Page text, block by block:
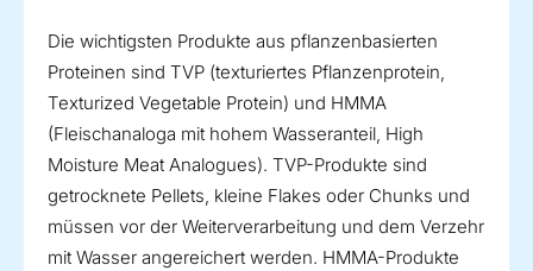
Die wichtigsten Produkte aus pflanzenbasierten
Proteinen sind TVP (texturiertes Pflanzenprotein,
Texturized Vegetable Protein) und HMMA
(Fleischanaloga mit hohem Wasseranteil, High
Moisture Meat Analogues). TVP-Produkte sind
getrocknete Pellets, kleine Flakes oder Chunks und
müssen vor der Weiterverarbeitung und dem Verzehr
mit Wasser angereichert werden. HMMA-Produkte